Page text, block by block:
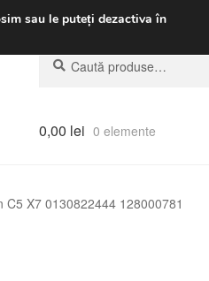
229 6816
Caută
după:
Caută
0,00 lei 0 elemente
X7 0130822444 128000781
sau le puteți dezactiva în